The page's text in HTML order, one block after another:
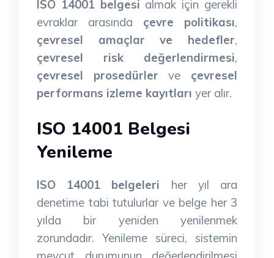
ISO 14001 belgesi almak için gerekli
evraklar arasında çevre politikası,
çevresel amaçlar ve hedefler,
çevresel risk değerlendirmesi,
çevresel prosedürler ve çevresel
performans izleme kayıtları yer alır.
ISO 14001 Belgesi
Yenileme
ISO 14001 belgeleri her yıl ara
denetime tabi tutulurlar ve belge her 3
yılda bir yeniden yenilenmek
zorundadır. Yenileme süreci, sistemin